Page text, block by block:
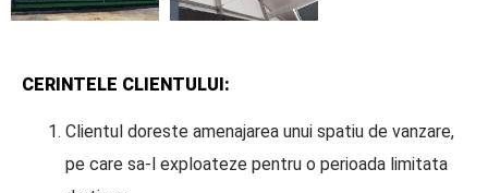
CERINTELE CLIENTULUI:
Clientul doreste amenajarea unui spatiu de vanzare,
pe care sa-l exploateze pentru o perioada limitata